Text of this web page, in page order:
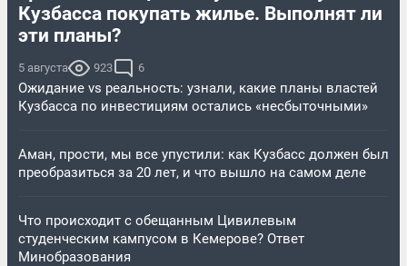
Кузбасса покупать жилье. Выполнят ли
эти планы?
5 августа 923 6
Ожидание vs реальность: узнали, какие планы властей
Кузбасса по инвестициям остались «несбыточными»
Аман, прости, мы все упустили: как Кузбасс должен был
преобразиться за 20 лет, и что вышло на самом деле
Что происходит с обещанным Цивилевым
студенческим кампусом в Кемерове? Ответ
Минобразования